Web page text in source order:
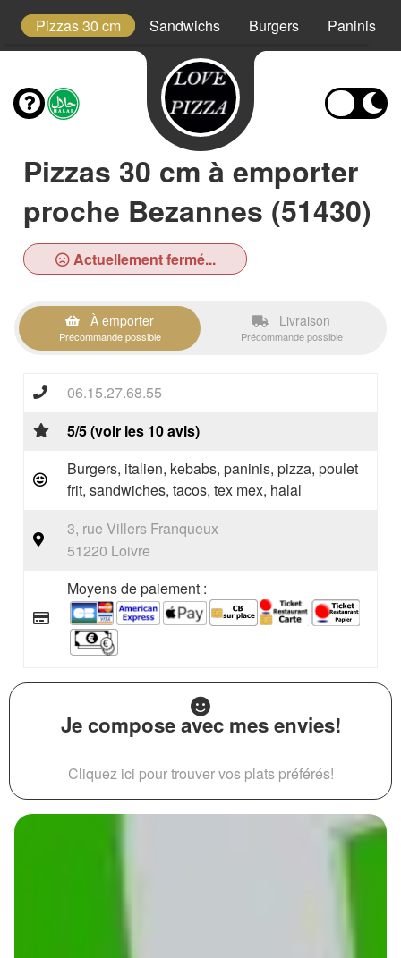
Pizzas 30 cm Sandwichs Burgers Paninis
Pizzas 30 cm à emporter
proche Bezannes (51430)
Actuellement fermé...
À emporter
Précommande possible
Livraison
Précommande possible
06.15.27.68.55
5/5 (voir les 10 avis)
Burgers, italien, kebabs, paninis, pizza, poulet
frit, sandwiches, tacos, tex mex, halal
3, rue Villers Franqueux
51220 Loivre
Moyens de paiement :
Je compose avec mes envies!
Cliquez ici pour trouver vos plats préférés!